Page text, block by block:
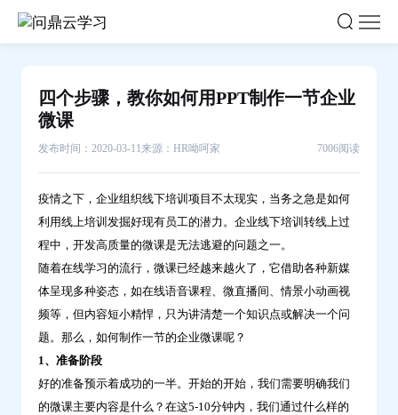
四个步骤，教你如何用PPT制作一节企业
微课
发布时间：2020-03-11来源：HR呦呵家 7006阅读
疫情之下，企业组织线下培训项目不太现实，当务之急是如何
利用线上培训发掘好现有员工的潜力。企业线下培训转线上过
程中，开发高质量的微课是无法逃避的问题之一。
随着在线学习的流行，微课已经越来越火了，它借助各种新媒
体呈现多种姿态，如在线语音课程、微直播间、情景小动画视
频等，但内容短小精悍，只为讲清楚一个知识点或解决一个问
题。那么，如何制作一节的企业微课呢？
1、准备阶段
好的准备预示着成功的一半。开始的开始，我们需要明确我们
的微课主要内容是什么？在这5-10分钟内，我们通过什么样的